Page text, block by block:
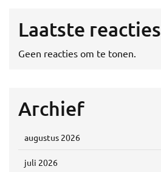
Laatste reacties
Geen reacties om te tonen.
Archief
augustus 2026
juli 2026